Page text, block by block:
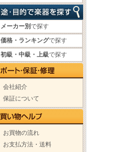
メーカー別で探す
価格・ランキングで探す
初級・中級・上級で探す
会社紹介
保証について
お買物の流れ
お支払方法・送料